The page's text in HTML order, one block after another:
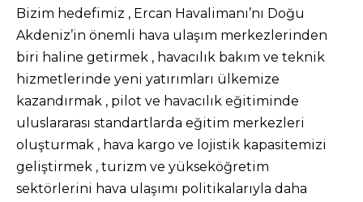
Bizim hedefimiz , Ercan Havalimanı’nı Doğu
Akdeniz’in önemli hava ulaşım merkezlerinden
biri haline getirmek , havacılık bakım ve teknik
hizmetlerinde yeni yatırımları ülkemize
kazandırmak , pilot ve havacılık eğitiminde
uluslararası standartlarda eğitim merkezleri
oluşturmak , hava kargo ve lojistik kapasitemizi
geliştirmek , turizm ve yükseköğretim
sektörlerini hava ulaşımı politikalarıyla daha